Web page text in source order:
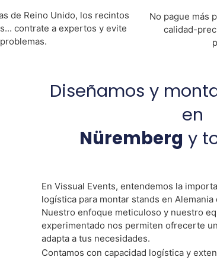
de Reino Unido, los recintos
contrate a expertos y evite
problemas.
No pague más
calidad-
Diseñamos y
en
Nüremberg y
En Vissual Events, entendemos la
logística para montar stands en
Nuestro enfoque meticuloso y nuestro
experimentado nos permiten ofrecerte
adapta a tus necesidades.
Contamos con capacidad logística y